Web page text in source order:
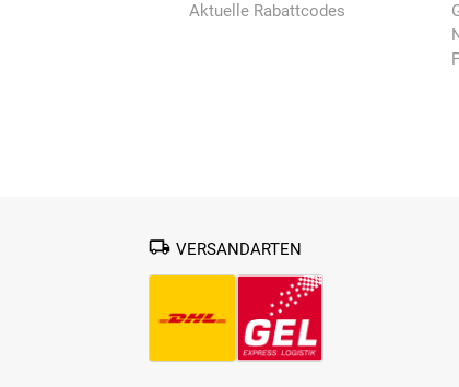
Aktuelle Rabattcodes
VERSANDARTEN